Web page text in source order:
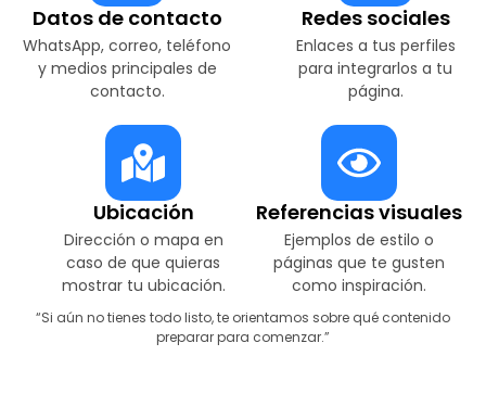
Datos de contacto
WhatsApp, correo, teléfono
y medios principales de
contacto.
Redes sociales
Enlaces a tus perfiles
para integrarlos a tu
página.
Ubicación
Dirección o mapa en
caso de que quieras
mostrar tu ubicación.
Referencias visuales
Ejemplos de estilo o
páginas que te gusten
como inspiración.
“Si aún no tienes todo listo, te orientamos sobre qué contenido
preparar para comenzar.”